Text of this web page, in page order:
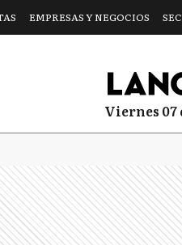
EMPRESAS Y NEGOCIOS
viernes